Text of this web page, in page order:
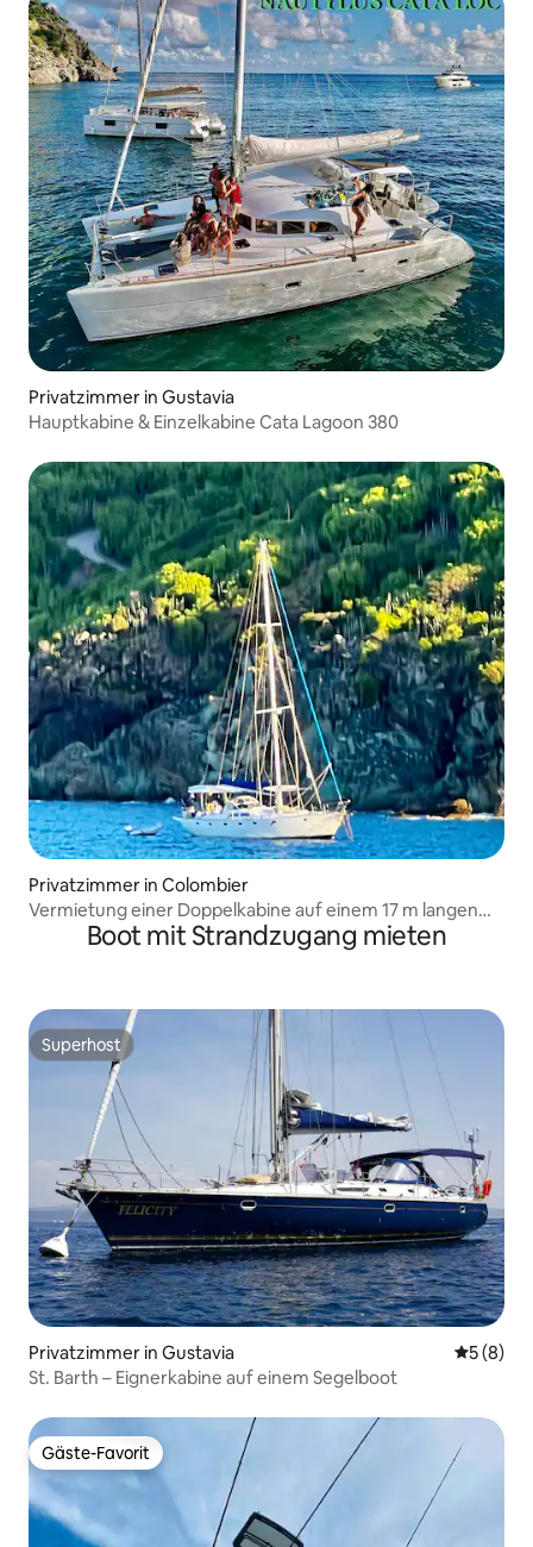
Privatzimmer in Gustavia
Hauptkabine & Einzelkabine Cata Lagoon 380
Privatzimmer in Colombier
Vermietung einer Doppelkabine auf einem 17 m langen
SegelbootBoot mit Strandzugang mieten
Superhost
Superhost
Privatzimmer in Gustavia
5 (8)
St. Barth – Eignerkabine auf einem Segelboot
Gäste-Favorit
Gäste-Favorit